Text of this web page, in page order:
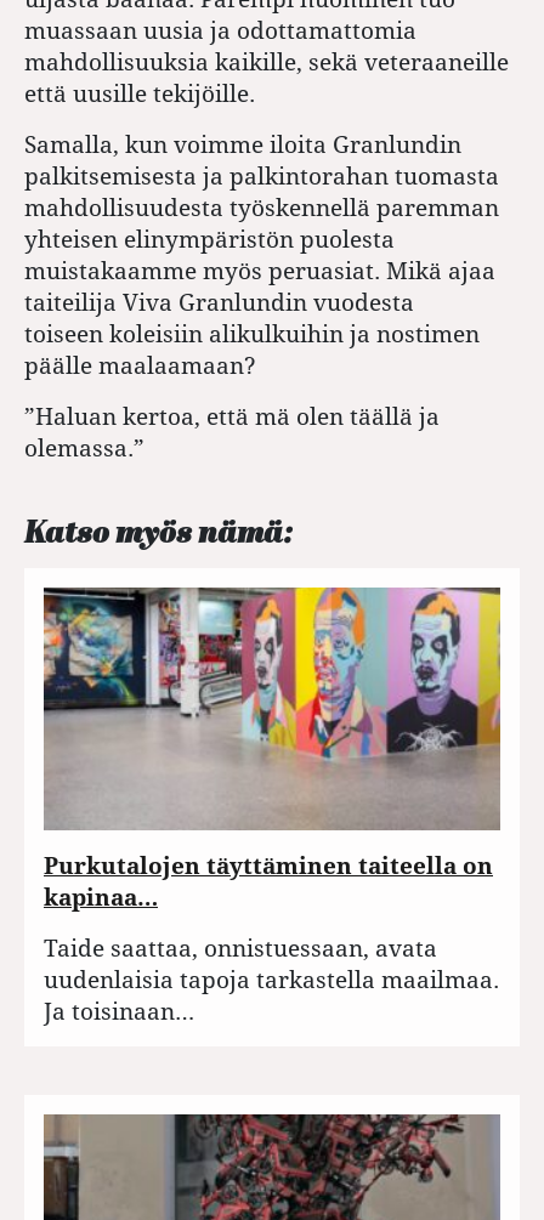
muassaan uusia ja odottamattomia
mahdollisuuksia kaikille, sekä veteraaneille
että uusille tekijöille.
Samalla, kun voimme iloita Granlundin
palkitsemisesta ja palkintorahan tuomasta
mahdollisuudesta työskennellä paremman
yhteisen elinympäristön puolesta
muistakaamme myös peruasiat. Mikä ajaa
taiteilija Viva Granlundin vuodesta
toiseen koleisiin alikulkuihin ja nostimen
päälle maalaamaan?
”Haluan kertoa, että mä olen täällä ja
olemassa.”
Katso myös nämä:
Purkutalojen täyttäminen taiteella on
kapinaa…
Taide saattaa, onnistuessaan, avata
uudenlaisia tapoja tarkastella maailmaa.
Ja toisinaan…